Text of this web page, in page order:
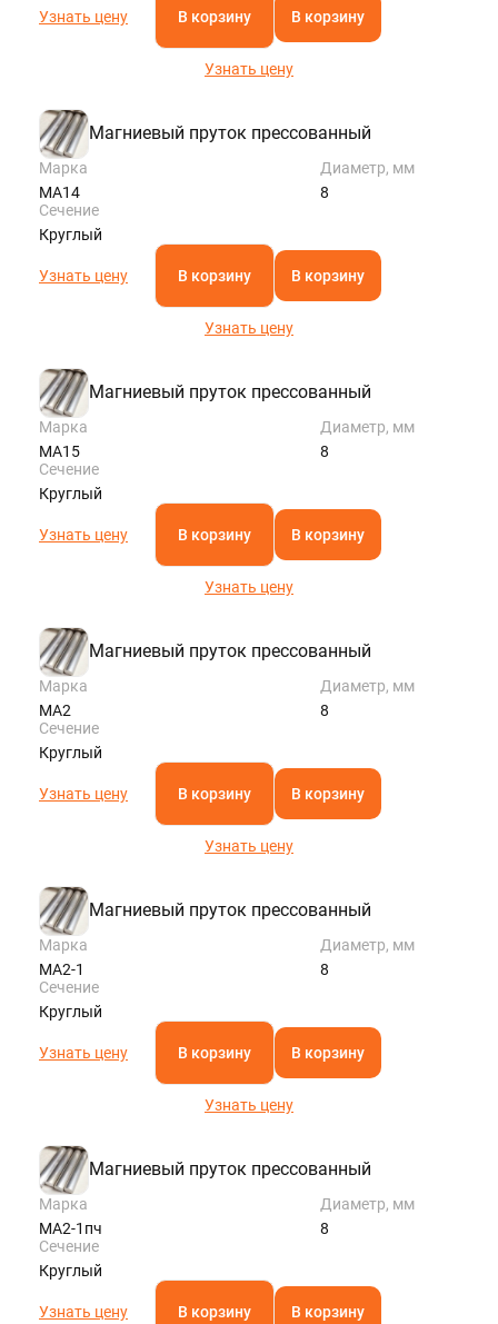
Узнать цену В корзину В корзину
Узнать цену
Магниевый пруток прессованный
Марка
МА14
Диаметр, мм
8
Сечение
Круглый
Узнать цену В корзину В корзину
Узнать цену
Магниевый пруток прессованный
Марка
МА15
Диаметр, мм
8
Сечение
Круглый
Узнать цену В корзину В корзину
Узнать цену
Магниевый пруток прессованный
Марка
МА2
Диаметр, мм
8
Сечение
Круглый
Узнать цену В корзину В корзину
Узнать цену
Магниевый пруток прессованный
Марка
МА2-1
Диаметр, мм
8
Сечение
Круглый
Узнать цену В корзину В корзину
Узнать цену
Магниевый пруток прессованный
Марка
МА2-1пч
Диаметр, мм
8
Сечение
Круглый
Узнать цену В корзину В корзину